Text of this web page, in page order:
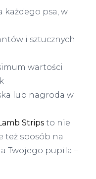
każdego psa, w
i sztucznych
wartości
lub nagroda w
Strips to nie
też sposób na
Twojego pupila –